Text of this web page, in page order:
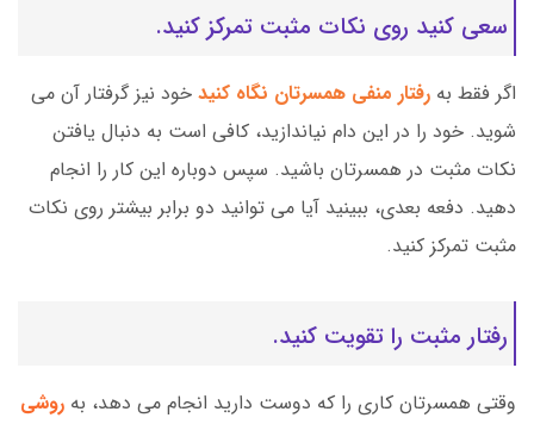
سعی کنید روی نکات مثبت تمرکز کنید.
اگر فقط به رفتار منفی همسرتان نگاه کنید خود نیز گرفتار آن می
شوید. خود را در این دام نیاندازید، کافی است به دنبال یافتن
نکات مثبت در همسرتان باشید. سپس دوباره این کار را انجام
دهید. دفعه بعدی، ببینید آیا می توانید دو برابر بیشتر روی نکات
مثبت تمرکز کنید.
رفتار مثبت را تقویت کنید.
وقتی همسرتان کاری را که دوست دارید انجام می دهد، به روشی